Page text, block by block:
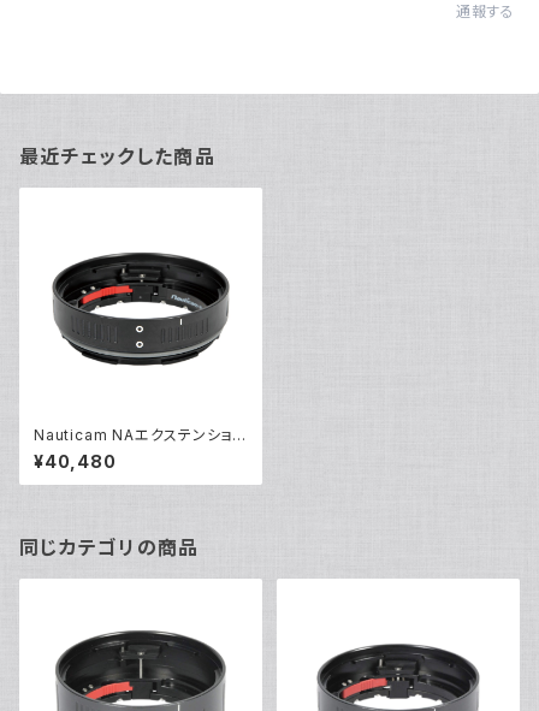
通報する
最近チェックした商品
Nauticam NAエクステンション
リングE17 [20775]
¥40,480
同じカテゴリの商品